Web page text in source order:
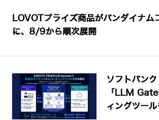
LOVOTプライズ商品がバンダイナム
に、8/9から順次展開
ソフトバン
「LLM
ィングツー